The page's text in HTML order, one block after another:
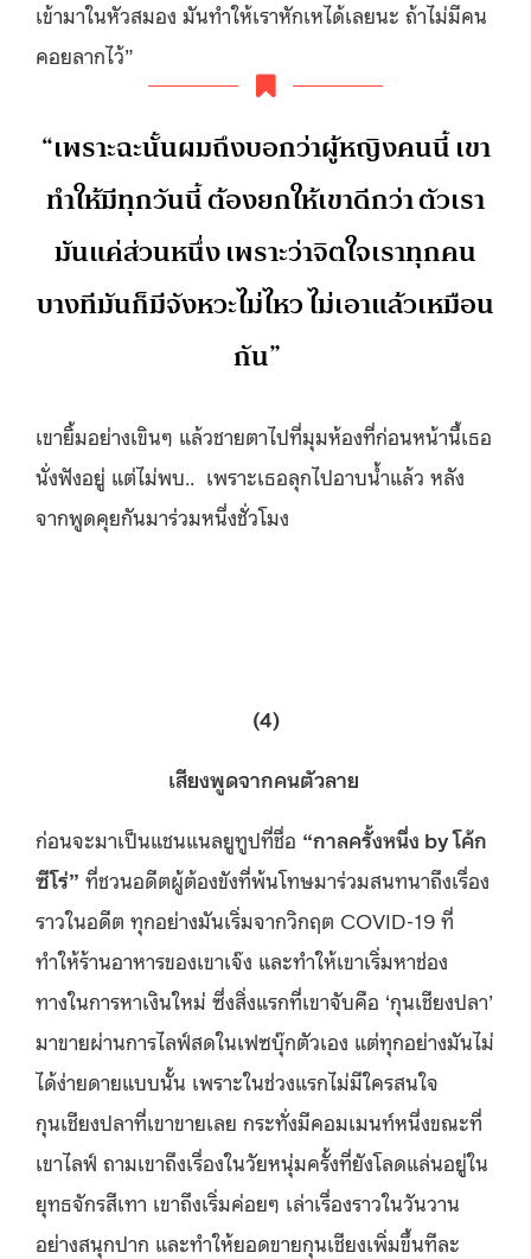
เข้ามาในหัวสมอง มันทําให้เราหักเหได้เลยนะ ถ้าไม่มีคน
คอยลากไว้”
“เพราะฉะนั้นผมถึงบอกว่าผู้หญิงคนนี้ เขา
ทําให้มีทุกวันนี้ ต้องยกให้เขาดีกว่า ตัวเรา
มันแค่ส่วนหนึ่ง เพราะว่าจิตใจเราทุกคน
บางทีมันก็มีจังหวะไม่ไหว ไม่เอาแล้วเหมือน
กัน”
เขายิ้มอย่างเขินๆ แล้วชายตาไปที่มุมห้องที่ก่อนหน้านี้เธอ
นั่งฟังอยู่ แต่ไม่พบ.. เพราะเธอลุกไปอาบน้ำแล้ว หลัง
จากพูดคุยกันมาร่วมหนึ่งชั่วโมง
(4)
เสียงพูดจากคนตัวลาย
ก่อนจะมาเป็นแชนแนลยูทูปที่ชื่อ “กาลครั้งหนึ่ง by โค้ก
ซีโร่” ที่ชวนอดีตผู้ต้องขังที่พ้นโทษมาร่วมสนทนาถึงเรื่อง
ราวในอดีต ทุกอย่างมันเริ่มจากวิกฤต COVID-19 ที่
ทำให้ร้านอาหารของเขาเจ๊ง และทำให้เขาเริ่มหาช่อง
ทางในการหาเงินใหม่ ซึ่งสิ่งแรกที่เขาจับคือ ‘กุนเชียงปลา’
มาขายผ่านการไลฟ์สดในเฟซบุ๊กตัวเอง แต่ทุกอย่างมันไม่
ได้ง่ายดายแบบนั้น เพราะในช่วงแรกไม่มีใครสนใจ
กุนเชียงปลาที่เขาขายเลย กระทั่งมีคอมเมนท์หนึ่งขณะที่
เขาไลฟ์ ถามเขาถึงเรื่องในวัยหนุ่มครั้งที่ยังโลดแล่นอยู่ใน
ยุทธจักรสีเทา เขาถึงเริ่มค่อยๆ เล่าเรื่องราวในวันวาน
อย่างสนุกปาก และทำให้ยอดขายกุนเชียงเพิ่มขึ้นทีละ